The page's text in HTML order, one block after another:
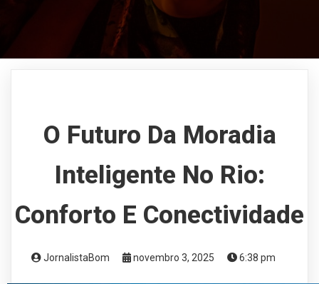
O Futuro Da Moradia
Inteligente No Rio:
Conforto E Conectividade
JornalistaBom novembro 3, 2025 6:38 pm